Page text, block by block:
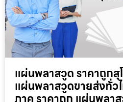
แผ่นพลาสวูด ราคาถูกสุ
แผ่นพลาสวูดขายส่งทั่ว